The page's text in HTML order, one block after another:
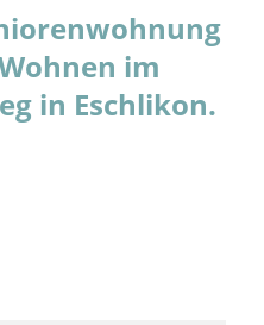
im
in Eschlikon.